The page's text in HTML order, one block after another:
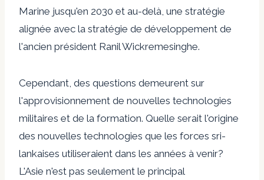
Marine jusqu'en 2030 et au-delà, une stratégie
alignée avec la stratégie de développement de
l'ancien président Ranil Wickremesinghe.
Cependant, des questions demeurent sur
l'approvisionnement de nouvelles technologies
militaires et de la formation. Quelle serait l'origine
des nouvelles technologies que les forces sri-
lankaises utiliseraient dans les années à venir?
L'Asie n'est pas seulement le principal